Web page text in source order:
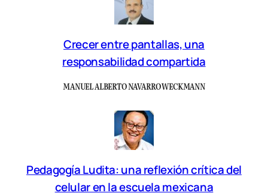
Crecer entre pantallas, una
responsabilidad compartida
MANUEL ALBERTO NAVARRO WECKMANN
Pedagogía Ludita: una reflexión crítica del
celular en la escuela mexicana